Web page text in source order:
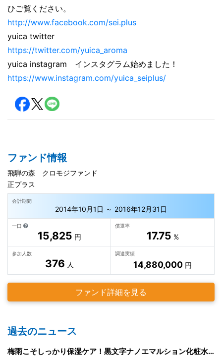
ひご覧ください。
http://www.facebook.com/sei.plus
yuica twitter
https://twitter.com/yuica_aroma
yuica instagram インスタグラム始めました！
https://www.instagram.com/yuica_seiplus/
ファンド情報
飛騨の森 クロモジファンド
正プラス
会計期間
2014年10月1日 ～ 2016年12月31日
一口
15,825 円
償還率
17.75 %
参加人数
376 人
調達実績
14,880,000 円
ファンド詳細を見る
過去のニュース
梅雨こそしっかり保湿ケア！黒文字ナノエマルション化粧水でうるおい肌に整えよう。